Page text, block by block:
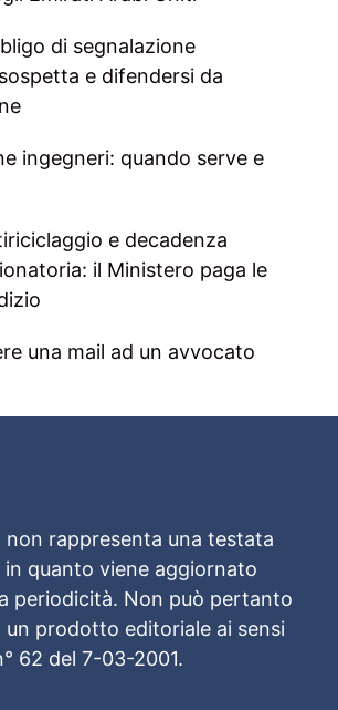
di segnalazione
e difendersi da
ingegneri: quando serve e
e decadenza
il Ministero paga le
una mail ad un avvocato
non rappresenta una testata
quanto viene aggiornato
periodicità. Non può pertanto
un prodotto editoriale ai sensi
62 del 7-03-2001.